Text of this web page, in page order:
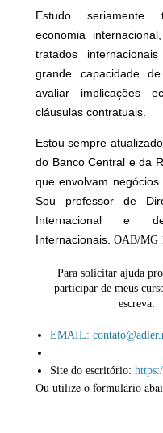
Estudo seriamente
economia
tratados
grande capacidade
avaliar implicações
cláusulas contratuais.
Estou sempre
do Banco Central e da
que envolvam negócios
Sou professor de
Internacional e
Internacionais. OAB/MG
Para solicitar ajuda
participar de meus
escreva:
EMAIL:
Site do escritório:
Ou utilize o formulário